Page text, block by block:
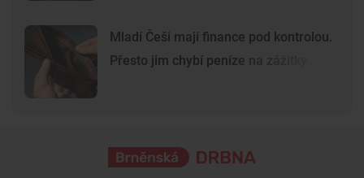
Mladí Češi mají finance pod kontrolou.
Přesto jim chybí peníze na zážitky